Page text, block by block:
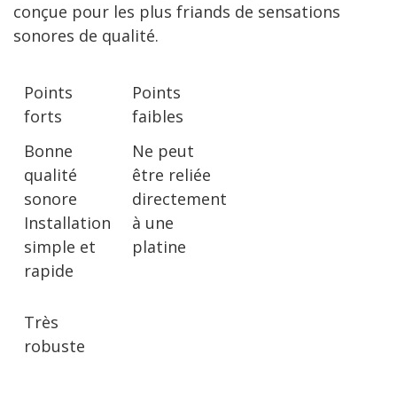
conçue pour les plus friands de sensations
sonores de qualité.
Points
forts
Points
faibles
Bonne
qualité
sonore
Installation
simple et
rapide
Très
robuste
Ne peut
être reliée
directement
à une
platine